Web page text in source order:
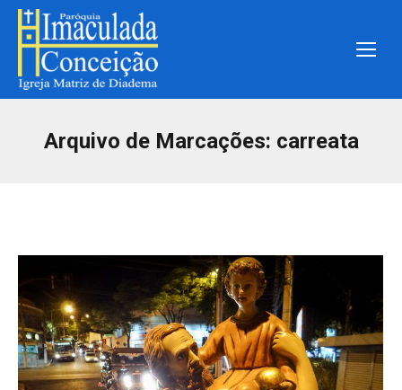
Arquivo de Marcações: carreata